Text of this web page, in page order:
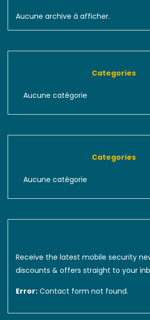
Aucune archive à afficher.
Categories
Aucune catégorie
Categories
Aucune catégorie
Receive the latest mobile security
discounts & offers straight to your
Error: Contact form not found.